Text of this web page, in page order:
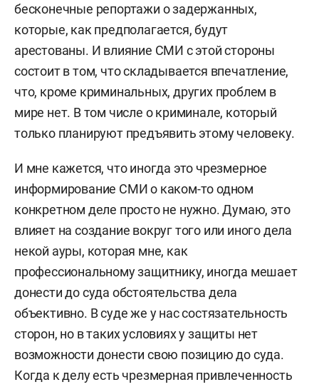
бесконечные репортажи о задержанных,
которые, как предполагается, будут
арестованы. И влияние СМИ с этой стороны
состоит в том, что складывается впечатление,
что, кроме криминальных, других проблем в
мире нет. В том числе о криминале, который
только планируют предъявить этому человеку.
И мне кажется, что иногда это чрезмерное
информирование СМИ о каком-то одном
конкретном деле просто не нужно. Думаю, это
влияет на создание вокруг того или иного дела
некой ауры, которая мне, как
профессиональному защитнику, иногда мешает
донести до суда обстоятельства дела
объективно. В суде же у нас состязательность
сторон, но в таких условиях у защиты нет
возможности донести свою позицию до суда.
Когда к делу есть чрезмерная привлеченность